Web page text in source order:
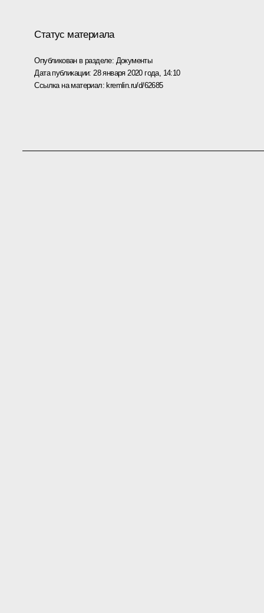
Статус материала
Опубликован в разделе: Документы
Дата публикации: 28 января 2020 года, 14:10
Ссылка на материал: kremlin.ru/d/62685